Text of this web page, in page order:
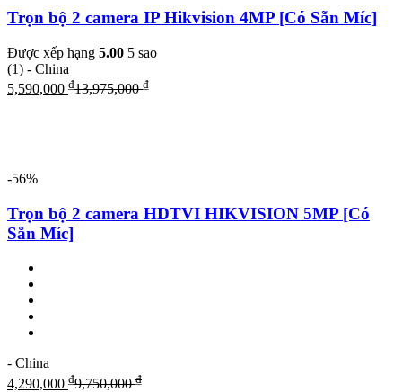
Trọn bộ 2 camera IP Hikvision 4MP [Có Sẵn Míc]
Được xếp hạng 5.00 5 sao
(1) - China
5,590,000 ₫13,975,000₫
-56%
Trọn bộ 2 camera HDTVI HIKVISION 5MP [Có
Sẵn Míc]
- China
4,290,000 ₫9,750,000₫